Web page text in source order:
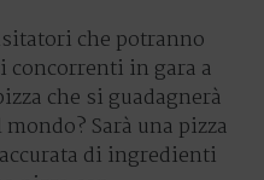
che potranno
concorrenti in gara a
che si guadagnerà
Sarà una pizza
di ingredienti